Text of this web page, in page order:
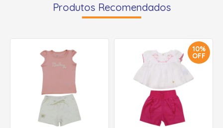
Produtos Recomendados
10%
OFF